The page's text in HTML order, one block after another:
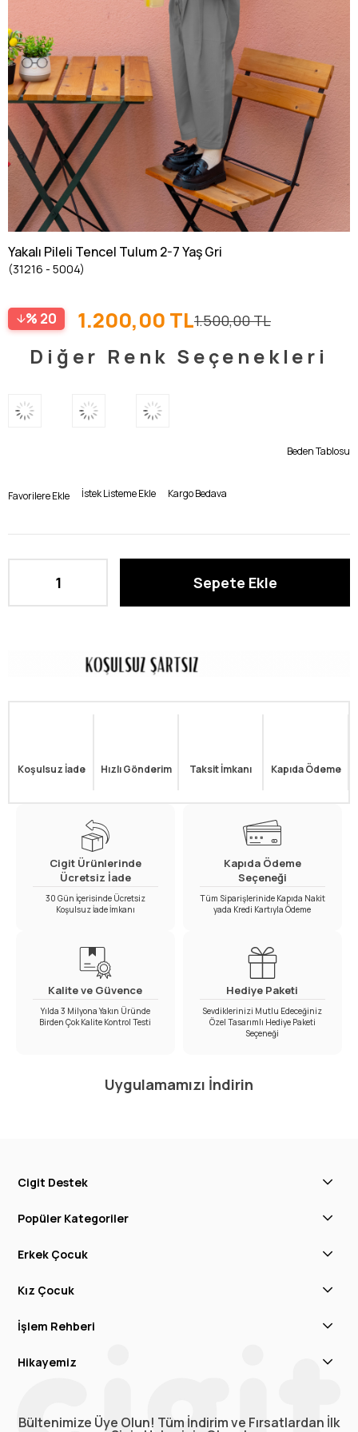
Yakalı Pileli Tencel Tulum 2-7 Yaş Gri
(31216 - 5004)
20 1.500,00 TL
1.200,00 TL
Diğer Renk Seçenekleri
Beden Tablosu
Favorilere Ekle İstek Listeme Ekle Kargo Bedava
Koşulsuz İade Hızlı Gönderim Taksit İmkanı Kapıda Ödeme
Cigit Ürünlerinde
Ücretsiz İade
30 Gün İçerisinde Ücretsiz
Koşulsuz İade İmkanı
Kapıda Ödeme
Seçeneği
Tüm Siparişlerinide Kapıda Nakit
yada Kredi Kartıyla Ödeme
Kalite ve Güvence
Yılda 3 Milyona Yakın Üründe
Birden Çok Kalite Kontrol Testi
Hediye Paketi
Sevdiklerinizi Mutlu Edeceğiniz
Özel Tasarımlı Hediye Paketi
Seçeneği
Uygulamamızı İndirin
Cigit Destek
Popüler Kategoriler
Erkek Çocuk
Kız Çocuk
İşlem Rehberi
Hikayemiz
Bültenimize Üye Olun! Tüm İndirim ve Fırsatlardan İlk